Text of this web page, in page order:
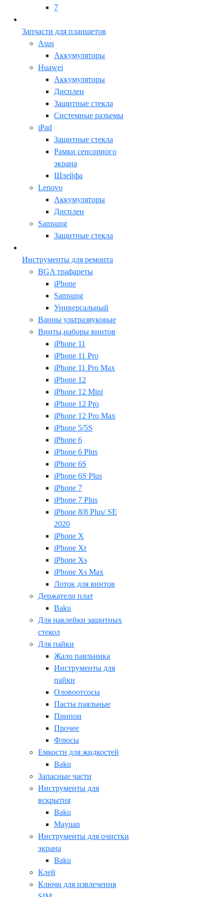
7
Запчасти для планшетов
Asus
Аккумуляторы
Huawei
Аккумуляторы
Дисплеи
Защитные стекла
Системные разъемы
iPad
Защитные стекла
Рамки сенсорного
экрана
Шлейфа
Lenovo
Аккумуляторы
Дисплеи
Samsung
Защитные стекла
Инструменты для ремонта
BGA трафареты
iPhone
Samsung
Универсальный
Ванны ультразвуковые
Винты,наборы винтов
iPhone 11
iPhone 11 Pro
iPhone 11 Pro Max
iPhone 12
iPhone 12 Mini
iPhone 12 Pro
iPhone 12 Pro Max
iPhone 5/5S
iPhone 6
iPhone 6 Plus
iPhone 6S
iPhone 6S Plus
iPhone 7
iPhone 7 Plus
iPhone 8/8 Plus/ SE
2020
iPhone X
iPhone Xr
iPhone Xs
iPhone Xs Max
Лоток для винтов
Держатели плат
Baku
Для наклейки защитных
стекол
Для пайки
Жало паяльника
Инструменты для
пайки
Оловоотсосы
Пасты паяльные
Припои
Прочее
Флюсы
Емкости для жидкостей
Baku
Запасные части
Инструменты для
вскрытия
Baku
Mayuan
Инструменты для очистки
экрана
Baku
Клей
Ключи для извлечения